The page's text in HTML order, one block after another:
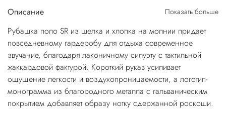
Описание Показать больше
Рубашка поло SR из шелка и хлопка на молнии придает
повседневному гардеробу для отдыха современное
звучание, благодаря лаконичному силуэту с тактильной
жаккардовой фактурой. Короткий рукав усиливает
ощущение легкости и воздухопроницаемости, а логотип-
монограмма из благородного металла с гальваническим
покрытием добавляет образу нотку сдержанной роскоши.